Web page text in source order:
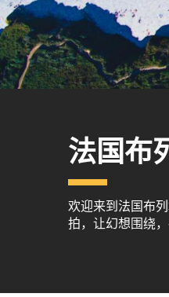
法国布
欢迎来到法国布
拍，让幻想围绕